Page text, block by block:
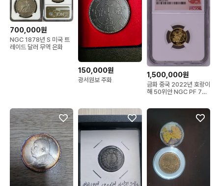
700,000원
NGC 1878년 S 미국 트
레이드 달러 무역 은화
150,000원
광서원보 주화
1,500,000원
금화 중국 2022년 호랑이
해 50위안 NGC PF 70